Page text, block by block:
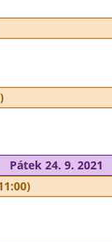
Pátek 24. 9. 2021